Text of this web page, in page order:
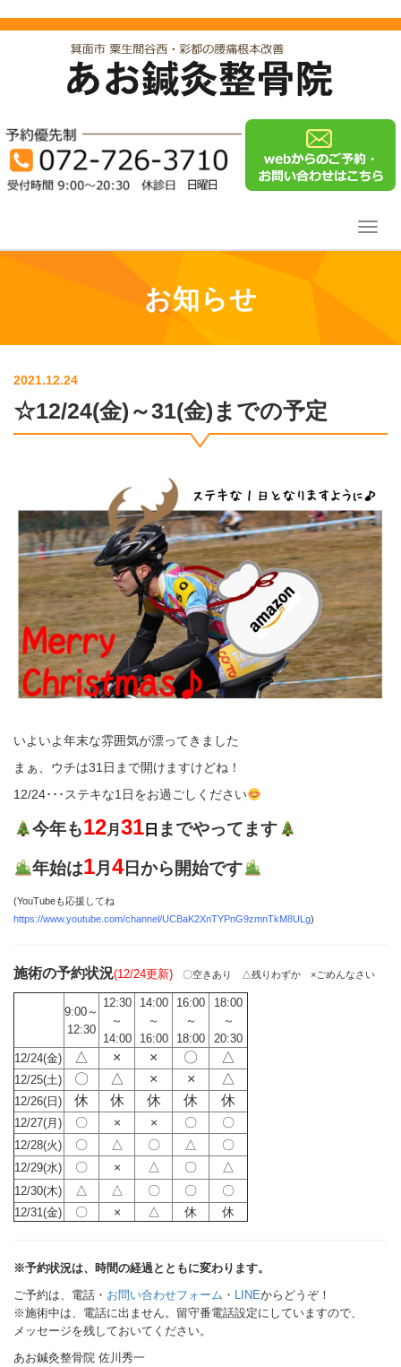
お知らせ
2021.12.24
☆12/24(金)～31(金)までの予定
いよいよ年末な雰囲気が漂ってきました
まぁ、ウチは31日まで開けますけどね！
12/24･･･ステキな1日をお過ごしください
今年も12月31 日 までやってます
年始は1月4日から開始です
(YouTubeも応援してね
https://www.youtube.com/channel/UCBaK2XnTYPnG9zmnTkM8ULg)
施術の予約状況(12/24更新) 〇空きあり △残りわずか ×ごめんなさい
9:00～
12:30
12:30
～
14:00
14:00
～
16:00
16:00
～
18:00
18:00
～
20:30
12/24(金)
△ × × 〇 △
12/25(土) 〇 △ × × △
12/26(日) 休 休 休 休 休
12/27(月) 〇 × × 〇 〇
12/28(火) 〇 △ 〇 △ 〇
12/29(水) 〇 × △ 〇 △
12/30(木) △ △ 〇 〇 〇
12/31(金) 〇 × △ 休 休
※予約状況は、時間の経過とともに変わります。
ご予約は、電話・ お問い合わせフォーム ・ LINEからどうぞ！
※施術中は、電話に出ません。留守番電話設定にしていますので、
メッセージを残しておいてください。
あお鍼灸整骨院 佐川秀一